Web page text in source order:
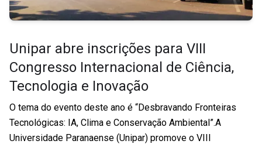
Unipar abre inscrições para VIII
Congresso Internacional de Ciência,
Tecnologia e Inovação
O tema do evento deste ano é “Desbravando Fronteiras
Tecnológicas: IA, Clima e Conservação Ambiental”.A
Universidade Paranaense (Unipar) promove o VIII